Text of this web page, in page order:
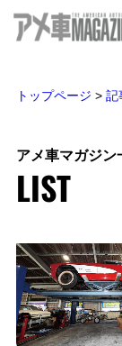
トップページ > 記
アメ車マガジン
LIST